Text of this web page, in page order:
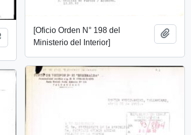
[Oficio Orden N° 198 del
Ministerio del Interior]
Añadir al portapapeles